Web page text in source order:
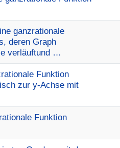
ganzrationale
deren Graph
verläuftund …
Funktion
zur y-Achse mit
Funktion